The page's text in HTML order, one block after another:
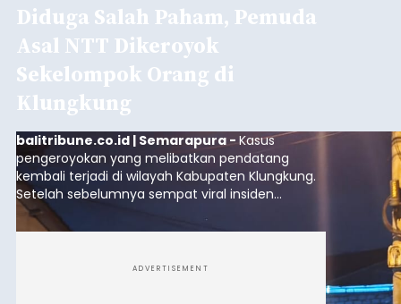
Diduga Salah Paham, Pemuda
Asal NTT Dikeroyok
Sekelompok Orang di
Klungkung
balitribune.co.id | Semarapura -Kasus
pengeroyokan yang melibatkan pendatang
kembali terjadi di wilayah Kabupaten Klungkung.
Setelah sebelumnya sempat viral insiden
keributan di barat Pasar Galiran, peristiwa serupa
kini menimpa seorang pemuda asal Kabupaten
ADVERTISEMENT